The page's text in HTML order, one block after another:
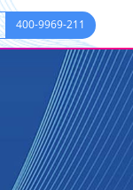
400-9969-211